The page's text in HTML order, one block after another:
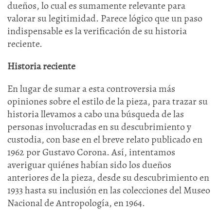
dueños, lo cual es sumamente relevante para
valorar su legitimidad. Parece lógico que un paso
indispensable es la verificación de su historia
reciente.
Historia reciente
En lugar de sumar a esta controversia más
opiniones sobre el estilo de la pieza, para trazar su
historia llevamos a cabo una búsqueda de las
personas involucradas en su descubrimiento y
custodia, con base en el breve relato publicado en
1962 por Gustavo Corona. Así, intentamos
averiguar quiénes habían sido los dueños
anteriores de la pieza, desde su descubrimiento en
1933 hasta su inclusión en las colecciones del Museo
Nacional de Antropología, en 1964.